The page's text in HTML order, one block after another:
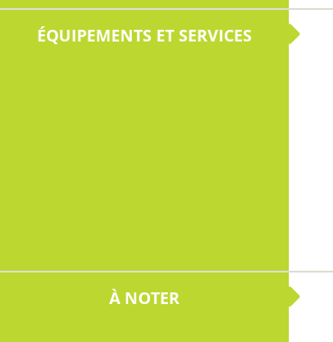
ÉQUIPEMENTS ET SERVICES
À NOTER